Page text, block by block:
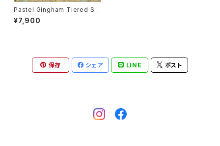
Pastel Gingham Tiered Ski
rt
¥7,900
保存 シェア LINE ポスト